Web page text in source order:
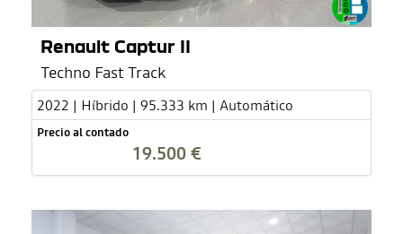
Renault Captur II
Techno Fast Track
2022 | Híbrido | 95.333 km | Automático
Precio al contado
19.500 €